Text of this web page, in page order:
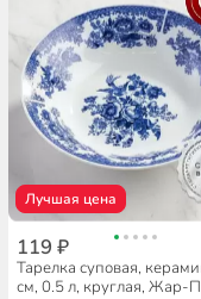
Лучшая цена
119 ₽
Тарелка суповая,
см, 0.5 л, круглая, Жар-